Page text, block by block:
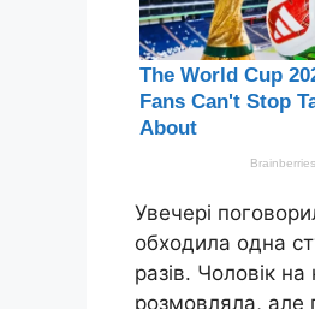
Увечері
обходила одна
разів. Чоловік
розмовляла, але